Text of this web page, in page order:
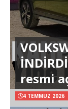
resmi
4 TEMMUZ 2026